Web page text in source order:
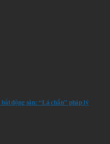
động sản: “Lá chắn” pháp lý